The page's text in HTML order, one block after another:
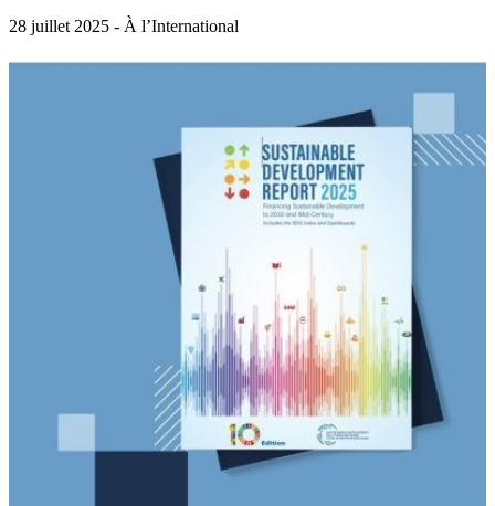
28 juillet 2025 - À l’International